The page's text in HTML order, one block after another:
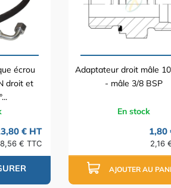
écrou
droit et
€ HT
€ TTC
Adaptateur droit mâle
- mâle 3/8 BSP
En stock
1,80
2,16
AJOUTER AU